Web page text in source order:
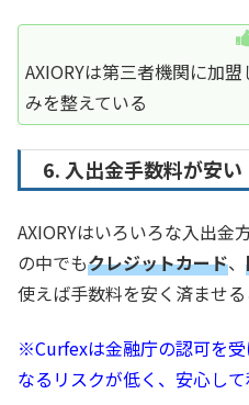
AXIORYは第三者機関に加
みを整えている
6. 入出金手数料が安い
AXIORYはいろいろな入出金
の中でもクレジットカード、
使えば手数料を安く済ませる
※Curfexは金融庁の認可を
なるリスクが低く、安心して